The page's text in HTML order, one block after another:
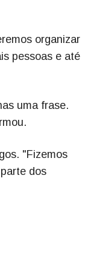
organizar
pessoas e até
uma frase.
"Fizemos
dos